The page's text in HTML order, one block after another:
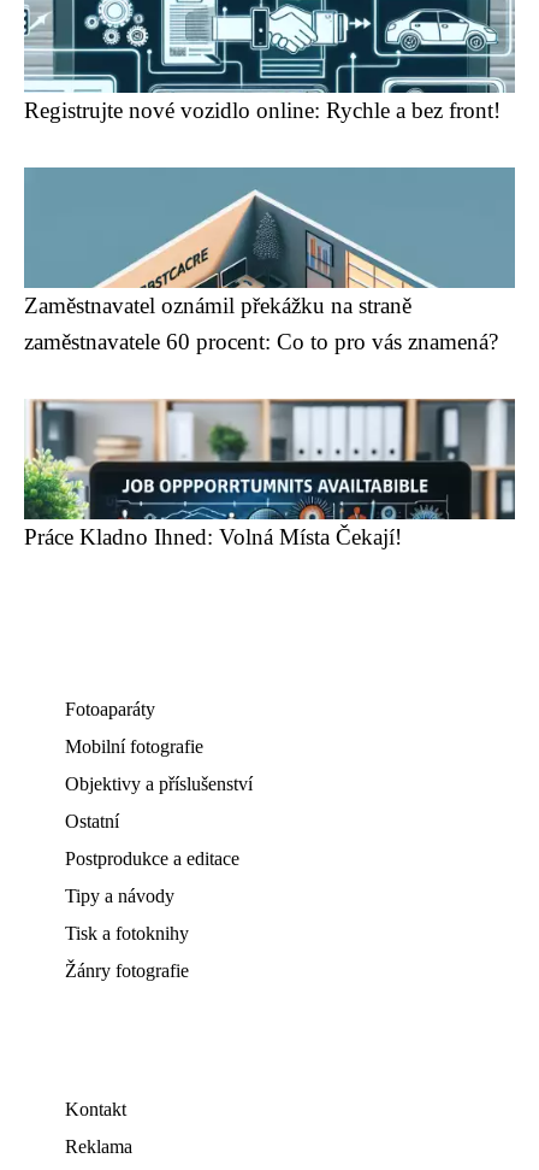
Registrujte nové vozidlo online: Rychle a bez front!
Zaměstnavatel oznámil překážku na straně
zaměstnavatele 60 procent: Co to pro vás znamená?
Práce Kladno Ihned: Volná Místa Čekají!
Fotoaparáty
Mobilní fotografie
Objektivy a příslušenství
Ostatní
Postprodukce a editace
Tipy a návody
Tisk a fotoknihy
Žánry fotografie
Kontakt
Reklama